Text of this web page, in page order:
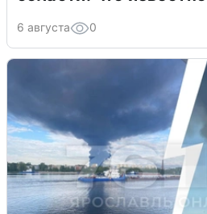
6 августа 0